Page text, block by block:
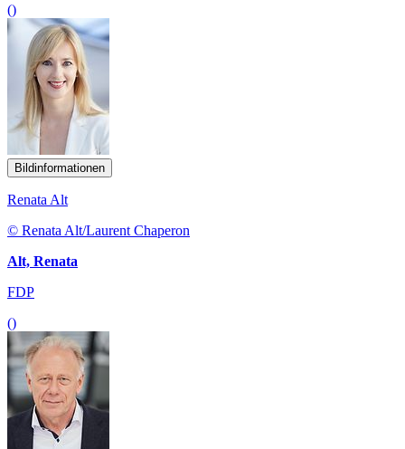
()
Bildinformationen
Renata Alt
© Renata Alt/Laurent Chaperon
Alt, Renata
FDP
()